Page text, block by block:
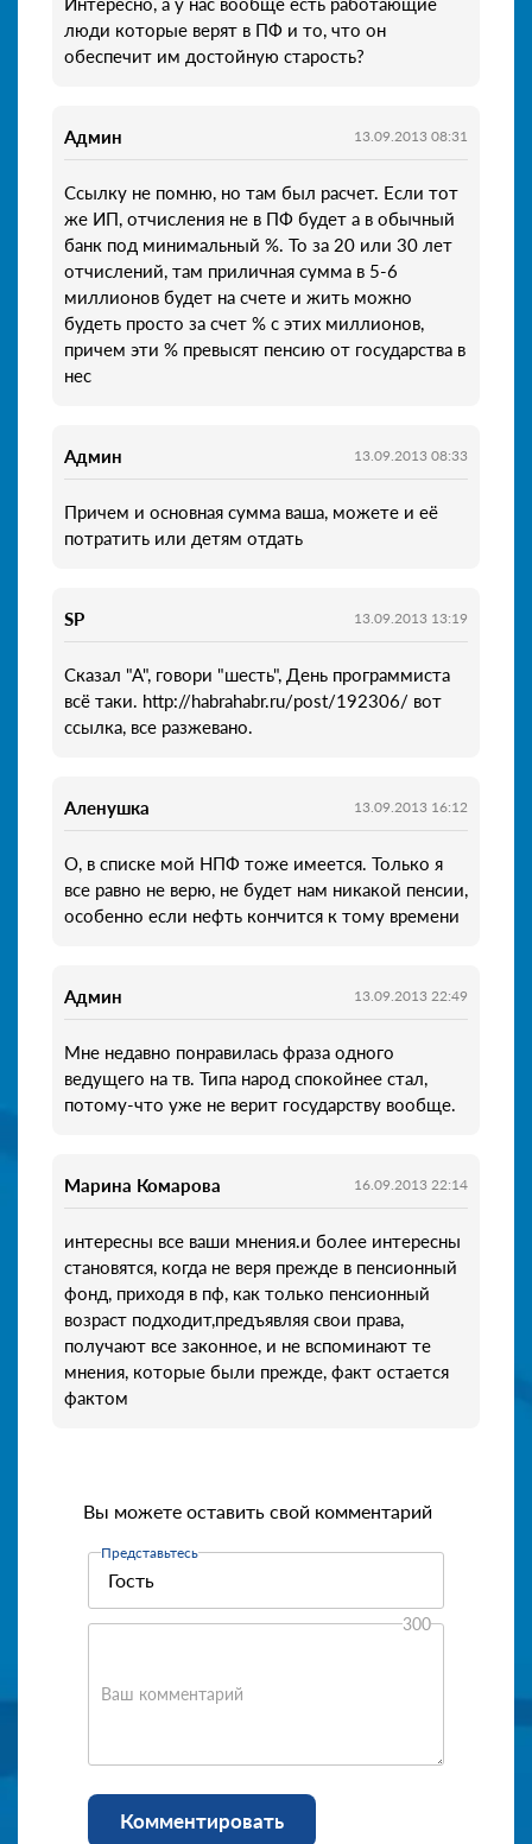
люди которые верят в ПФ и то, что он
обеспечит им достойную старость?
Админ 13.09.2013 08:31
Ссылку не помню, но там был расчет. Если тот
же ИП, отчисления не в ПФ будет а в обычный
банк под минимальный %. То за 20 или 30 лет
отчислений, там приличная сумма в 5-6
миллионов будет на счете и жить можно
будеть просто за счет % с этих миллионов,
причем эти % превысят пенсию от государства в
нес
Админ 13.09.2013 08:33
Причем и основная сумма ваша, можете и её
потратить или детям отдать
SP 13.09.2013 13:19
Сказал "А", говори "шесть", День программиста
всё таки. http://habrahabr.ru/post/192306/ вот
ссылка, все разжевано.
Аленушка 13.09.2013 16:12
О, в списке мой НПФ тоже имеется. Только я
все равно не верю, не будет нам никакой пенсии,
особенно если нефть кончится к тому времени
Админ 13.09.2013 22:49
Мне недавно понравилась фраза одного
ведущего на тв. Типа народ спокойнее стал,
потому-что уже не верит государству вообще.
Марина Комарова 16.09.2013 22:14
интересны все ваши мнения.и более интересны
становятся, когда не веря прежде в пенсионный
фонд, приходя в пф, как только пенсионный
возраст подходит,предъявляя свои права,
получают все законное, и не вспоминают те
мнения, которые были прежде, факт остается
фактом
Вы можете оставить свой комментарий
Представьтесь
Ваш комментарий
300
Комментировать